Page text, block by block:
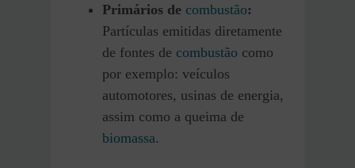
Primários de combustão:
Partículas emitidas diretamente
de fontes de combustão como
por exemplo: veículos
automotores, usinas de energia,
assim como a queima de
biomassa.